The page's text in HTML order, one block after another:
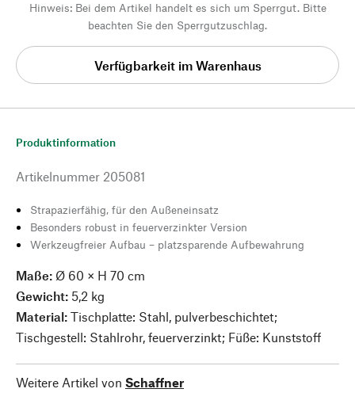
Hinweis: Bei dem Artikel handelt es sich um Sperrgut. Bitte
beachten Sie den Sperrgutzuschlag.
Verfügbarkeit im Warenhaus
Produktinformation
Artikelnummer 205081
Strapazierfähig, für den Außeneinsatz
Besonders robust in feuerverzinkter Version
Werkzeugfreier Aufbau – platzsparende Aufbewahrung
Maße: Ø 60 × H 70 cm
Gewicht: 5,2 kg
Material: Tischplatte: Stahl, pulverbeschichtet;
Tischgestell: Stahlrohr, feuerverzinkt; Füße: Kunststoff
Weitere Artikel von Schaffner